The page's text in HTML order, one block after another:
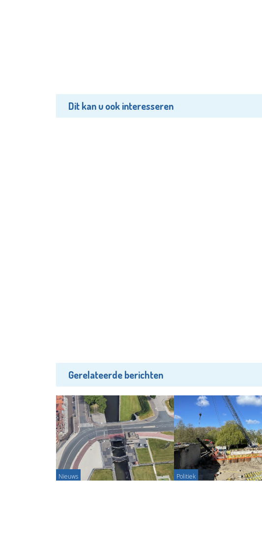
Dit kan u ook interesseren
Gerelateerde berichten
Nieuws Politiek